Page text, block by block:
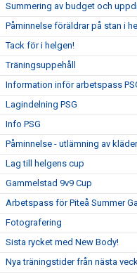
Summering av budget och
Påminnelse föräldrar på stan i
Tack för i helgen!
Träningsuppehåll
Information inför arbetspass
Lagindelning PSG
Info PSG
Påminnelse - utlämning av
Lag till helgens cup
Gammelstad 9v9 Cup
Arbetspass för Piteå Summer
Fotografering
Sista rycket med New Body!
Nya träningstider från nästa